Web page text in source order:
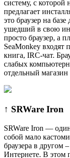
систему, с которой
предлагает
это браузер на
ушедший в свою
просто браузер, а
SeaMonkey входят
книга, IRC-чат.
слабых
отдельный
↑ SRWare Iron
SRWare Iron —
собой мало
браузера в другом
Интернете. В этом